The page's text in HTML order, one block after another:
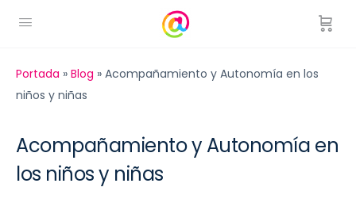
Portada » Blog » Acompañamiento y Autonomía en los
niños y niñas
Acompañamiento y Autonomía en
los niños y niñas